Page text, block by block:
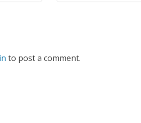
to post a comment.